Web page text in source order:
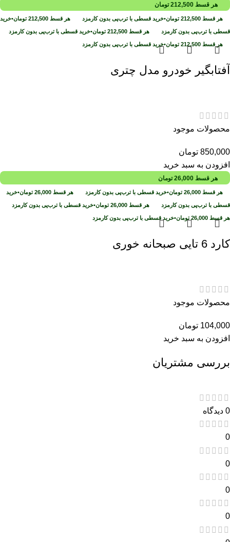
هر قسط 212,500 تومان
هر قسط 212,500 تومان•خرید قسطی با ترب‌پی بدون کارمزد هر قسط 212,500 تومان•خرید
قسطی با ترب‌پی بدون کارمزد هر قسط 212,500 تومان•خرید قسطی با ترب‌پی بدون کارمزد
هر قسط 212,500 تومان•خرید قسطی با ترب‌پی بدون کارمزد
آفتابگیر خودرو مدل چتری
محصولات موجود
850,000 تومان
افزودن به سبد خرید
هر قسط 26,000 تومان
هر قسط 26,000 تومان•خرید قسطی با ترب‌پی بدون کارمزد هر قسط 26,000 تومان•خرید
قسطی با ترب‌پی بدون کارمزد هر قسط 26,000 تومان•خرید قسطی با ترب‌پی بدون کارمزد
هر قسط 26,000 تومان•خرید قسطی با ترب‌پی بدون کارمزد
کارد 6 تایی صبحانه خوری
محصولات موجود
104,000 تومان
افزودن به سبد خرید
بررسی مشتریان
0 دیدگاه
0
0
0
0